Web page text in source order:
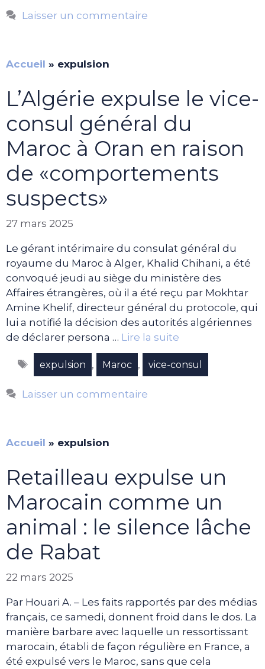
Laisser un commentaire
Accueil » expulsion
L’Algérie expulse le vice-
consul général du
Maroc à Oran en raison
de «comportements
suspects»
27 mars 2025
Le gérant intérimaire du consulat général du
royaume du Maroc à Alger, Khalid Chihani, a été
convoqué jeudi au siège du ministère des
Affaires étrangères, où il a été reçu par Mokhtar
Amine Khelif, directeur général du protocole, qui
lui a notifié la décision des autorités algériennes
de déclarer persona … Lire la suite
Étiquettes
expulsion , Maroc , vice-consul
Laisser un commentaire
Accueil » expulsion
Retailleau expulse un
Marocain comme un
animal : le silence lâche
de Rabat
22 mars 2025
Par Houari A. – Les faits rapportés par des médias
français, ce samedi, donnent froid dans le dos. La
manière barbare avec laquelle un ressortissant
marocain, établi de façon régulière en France, a
été expulsé vers le Maroc, sans que cela